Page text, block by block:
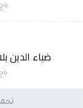
ضياء الدين